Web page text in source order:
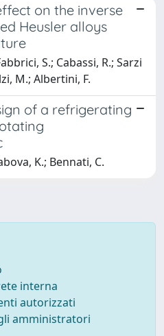
on the inverse
Heusler alloys
S.; Cabassi, R.; Sarzi
M.; Albertini, F.
of a refrigerating
K.; Bennati, C.
interna
autorizzati
amministratori